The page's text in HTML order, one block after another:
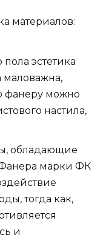
материалов:
эстетика
маловажна,
фанеру можно
настила,
обладающие
Фанера марки ФК
тогда как,
и